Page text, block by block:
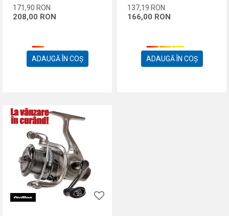
171,90 RON
208,00 RON
ADAUGĂ ÎN COȘ
137,19 RON
166,00 RON
ADAUGĂ ÎN COȘ